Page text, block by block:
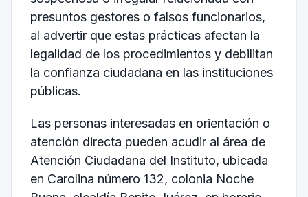
presuntos gestores o falsos funcionarios,
al advertir que estas prácticas afectan la
legalidad de los procedimientos y debilitan
la confianza ciudadana en las instituciones
públicas.
Las personas interesadas en orientación o
atención directa pueden acudir al área de
Atención Ciudadana del Instituto, ubicada
en Carolina número 132, colonia Noche